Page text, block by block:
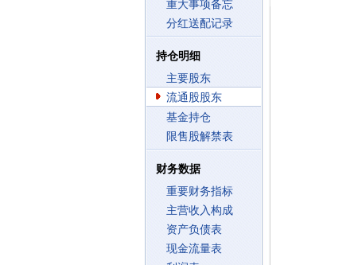
重大事项备忘
分红送配记录
持仓明细
主要股东
流通股股东
基金持仓
限售股解禁表
财务数据
重要财务指标
主营收入构成
资产负债表
现金流量表